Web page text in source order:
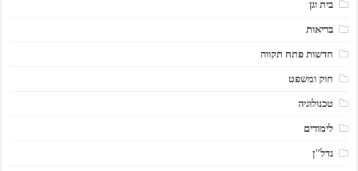
בית וגן
בריאות
חדשות פתח תקווה
חוק ומשפט
טכנולוגיה
לימודים
נדל"ן